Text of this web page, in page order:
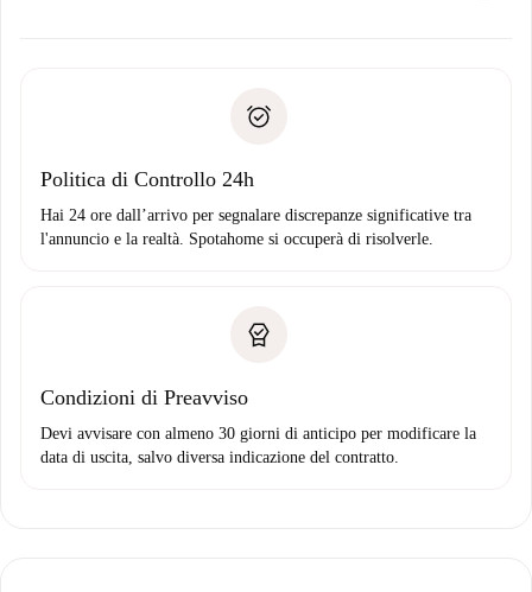
Domiciliazione del pagamento
solo se non segnali problemi.
Politica di Controllo 24h
Hai 24 ore dall’arrivo per segnalare discrepanze significative tra
l'annuncio e la realtà. Spotahome si occuperà di risolverle.
Condizioni di Preavviso
Devi avvisare con almeno 30 giorni di anticipo per modificare la
data di uscita, salvo diversa indicazione del contratto.